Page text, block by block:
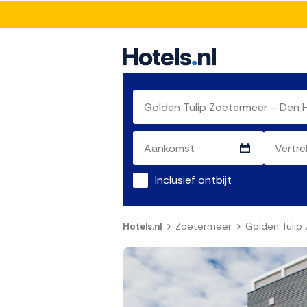
Inclusief ontbijt
Hotels.nl Zoetermeer Golden